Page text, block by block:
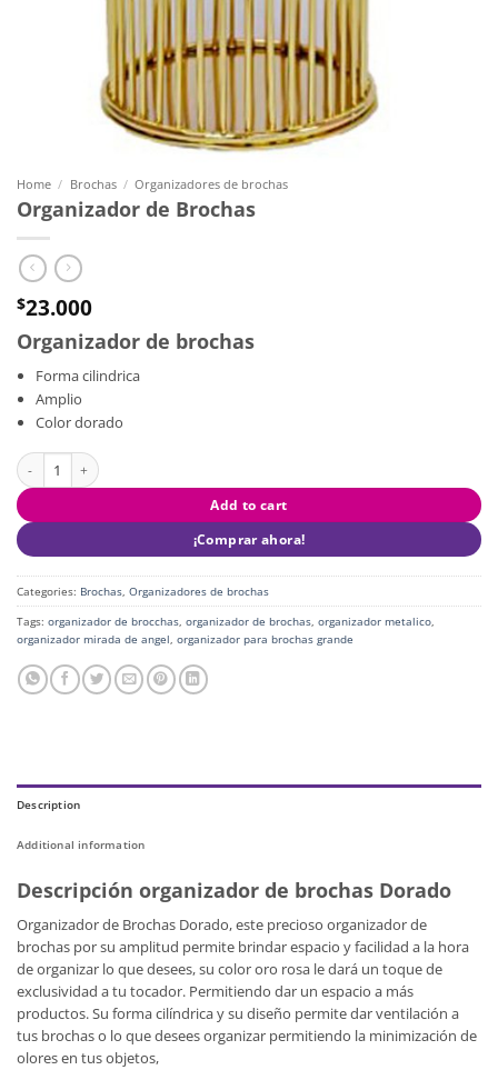
Home / Brochas / Organizadores de brochas
Organizador de Brochas
$23.000
Organizador de brochas
Forma cilindrica
Amplio
Color dorado
Organizador de Brochas quantity
Add to cart
¡Comprar ahora!
Categories: Brochas Organizadores de brochas
Tags: organizador de brocchas organizador de brochas organizador metalico
organizador mirada de angel organizador para brochas grande
Description
Additional information
Descripción organizador de brochas Dorado
Organizador de Brochas Dorado, este precioso organizador de
brochas por su amplitud permite brindar espacio y facilidad a la hora
de organizar lo que desees, su color oro rosa le dará un toque de
exclusividad a tu tocador. Permitiendo dar un espacio a más
productos. Su forma cilíndrica y su diseño permite dar ventilación a
tus brochas o lo que desees organizar permitiendo la minimización de
olores en tus objetos,